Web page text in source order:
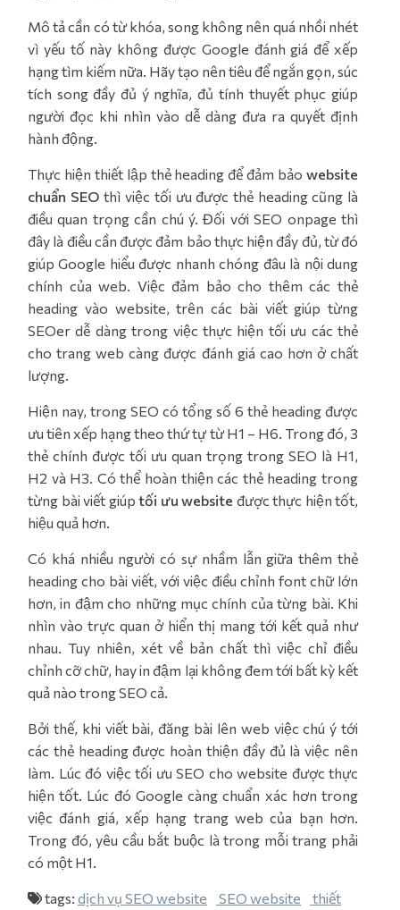
Mô tả cần có từ khóa, song không nên quá nhồi nhét
vì yếu tố này không được Google đánh giá để xếp
hạng tìm kiếm nữa. Hãy tạo nên tiêu để ngắn gọn, súc
tích song đầy đủ ý nghĩa, đủ tính thuyết phục giúp
người đọc khi nhìn vào dễ dàng đưa ra quyết định
hành động.
Thực hiện thiết lập thẻ heading để đảm bảo website
chuẩn SEO thì việc tối ưu được thẻ heading cũng là
điều quan trọng cần chú ý. Đối với SEO onpage thì
đây là điều cần được đảm bảo thực hiện đầy đủ, từ đó
giúp Google hiểu được nhanh chóng đâu là nội dung
chính của web. Việc đảm bảo cho thêm các thẻ
heading vào website, trên các bài viết giúp từng
SEOer dễ dàng trong việc thực hiện tối ưu các thẻ
cho trang web càng được đánh giá cao hơn ở chất
lượng.
Hiện nay, trong SEO có tổng số 6 thẻ heading được
ưu tiên xếp hạng theo thứ tự từ H1 – H6. Trong đó, 3
thẻ chính được tối ưu quan trọng trong SEO là H1,
H2 và H3. Có thể hoàn thiện các thẻ heading trong
từng bài viết giúp tối ưu website được thực hiện tốt,
hiệu quả hơn.
Có khá nhiều người có sự nhầm lẫn giữa thêm thẻ
heading cho bài viết, với việc điều chỉnh font chữ lớn
hơn, in đậm cho những mục chính của từng bài. Khi
nhìn vào trực quan ở hiển thị mang tới kết quả như
nhau. Tuy nhiên, xét về bản chất thì việc chỉ điều
chỉnh cỡ chữ, hay in đậm lại không đem tới bất kỳ kết
quả nào trong SEO cả.
Bởi thế, khi viết bài, đăng bài lên web việc chú ý tới
các thẻ heading được hoàn thiện đầy đủ là việc nên
làm. Lúc đó việc tối ưu SEO cho website được thực
hiện tốt. Lúc đó Google càng chuẩn xác hơn trong
việc đánh giá, xếp hạng trang web của bạn hơn.
Trong đó, yêu cầu bắt buộc là trong mỗi trang phải
có một H1.
tags: dịch vụ SEO website SEO website
thiết